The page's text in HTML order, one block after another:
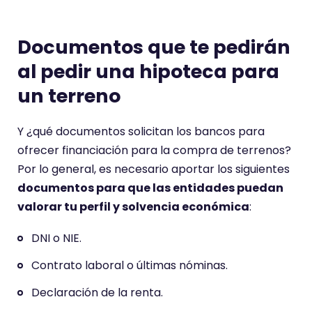
Documentos que te pedirán
al pedir una hipoteca para
un terreno
Y ¿qué documentos solicitan los bancos para
ofrecer financiación para la compra de terrenos?
Por lo general, es necesario aportar los siguientes
documentos para que las entidades puedan
valorar tu perfil y solvencia económica:
DNI o NIE.
Contrato laboral o últimas nóminas.
Declaración de la renta.